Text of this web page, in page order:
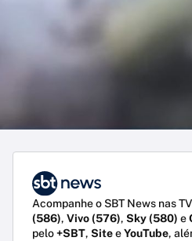
Acompanhe o SBT News nas
(586), Vivo (576), Sky (580) e
pelo+SBT, SiteeYouTube,